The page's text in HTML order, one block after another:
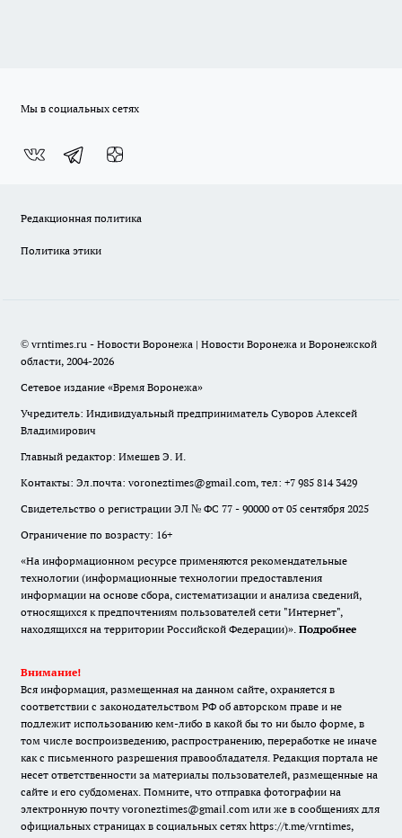
Мы в социальных сетях
Редакционная политика
Политика этики
© vrntimes.ru - Новости Воронежа | Новости Воронежа и Воронежской
области, 2004-2026
Сетевое издание «Время Воронежа»
Учредитель: Индивидуальный предприниматель Суворов Алексей
Владимирович
Главный редактор: Имешев Э. И.
Контакты: Эл.почта: voroneztimes@gmail.com, тел: +7 985 814 3429
Свидетельство о регистрации ЭЛ № ФС 77 - 90000 от 05 сентября 2025
Ограничение по возрасту: 16+
«На информационном ресурсе применяются рекомендательные
технологии (информационные технологии предоставления
информации на основе сбора, систематизации и анализа сведений,
относящихся к предпочтениям пользователей сети "Интернет",
находящихся на территории Российской Федерации)». Подробнее
Внимание!
Вся информация, размещенная на данном сайте, охраняется в
соответствии с законодательством РФ об авторском праве и не
подлежит использованию кем-либо в какой бы то ни было форме, в
том числе воспроизведению, распространению, переработке не иначе
как с письменного разрешения правообладателя. Редакция портала не
несет ответственности за материалы пользователей, размещенные на
сайте и его субдоменах. Помните, что отправка фотографии на
электронную почту voroneztimes@gmail.com или же в сообщениях для
официальных страницах в социальных сетях https://t.me/vrntimes,